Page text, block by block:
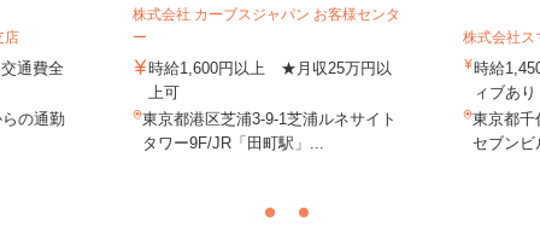
店
通費全
の通勤
株式会社 カーブスジャパン お客様センタ
ー
時給1,600円以上 ★月収25万円以
上可
東京都港区芝浦3-9-1芝浦ルネサイト
タワー9F/JR「田町駅」...
株式会社ス
時給
ィブあ
東京都
セブン